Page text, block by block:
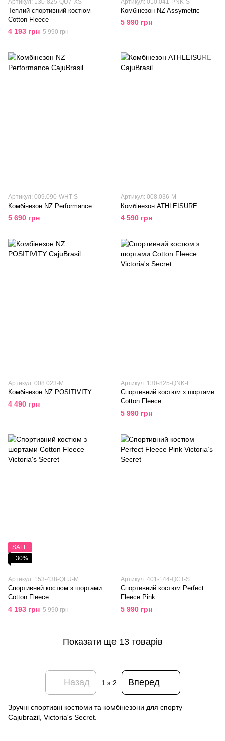
Теплий спортивний костюм
Cotton Fleece
4 193 грн 5 990 грн
Комбінезон NZ Assymetric
5 990 грн
Артикул: 009.090-WHT-S
Комбінезон NZ Performance
5 690 грн
Артикул: 008.036-M
Комбінезон ATHLEISURE
4 590 грн
Артикул: 008.023-M
Комбінезон NZ POSITIVITY
4 490 грн
Артикул: 130-825-QNK-L
Спортивний костюм з шортами
Cotton Fleece
5 990 грн
SALE
−30%
Артикул: 153-438-QFU-M
Спортивний костюм з шортами
Cotton Fleece
4 193 грн 5 990 грн
Артикул: 401-144-QCT-S
Спортивний костюм Perfect
Fleece Pink
5 990 грн
Показати ще 13 товарів
Назад 1 з 2 Вперед
Зручні спортивні костюми та комбінезони для спорту
Cajubrazil, Victoria's Secret.